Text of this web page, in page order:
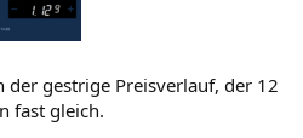
gestrige Preisverlauf, der 12
fast gleich.